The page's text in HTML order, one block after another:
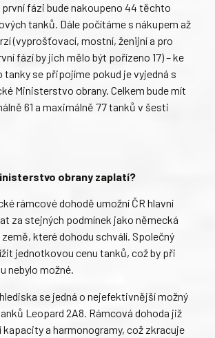
fázi bude nakoupeno 44 těchto
tanků. Dále počítáme s nákupem až
(vyprošťovací, mostní, ženijní a pro
fází by jich mělo být pořízeno 17) – ke
tanky se připojíme pokud je vyjedná s
Ministerstvo obrany. Celkem bude mít
61 a maximálně 77 tanků v šesti
obrany zaplatí?
rámcové dohodě umožní ČR hlavní
za stejných podmínek jako německá
které dohodu schválí. Společný
jednotkovou cenu tanků, což by při
nebylo možné.
se jedná o nejefektivnější možný
Leopard 2A8. Rámcová dohoda již
a harmonogramy, což zkracuje